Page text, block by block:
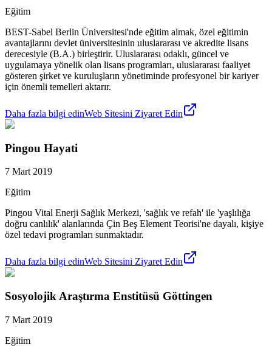
Eğitim
BEST-Sabel Berlin Üniversitesi'nde eğitim almak, özel eğitimin
avantajlarını devlet üniversitesinin uluslararası ve akredite lisans
derecesiyle (B.A.) birleştirir. Uluslararası odaklı, güncel ve
uygulamaya yönelik olan lisans programları, uluslararası faaliyet
gösteren şirket ve kuruluşların yönetiminde profesyonel bir kariyer
için önemli temelleri aktarır.
Daha fazla bilgi edinWeb Sitesini Ziyaret Edin
Pingou Hayati
7 Mart 2019
Eğitim
Pingou Vital Enerji Sağlık Merkezi, 'sağlık ve refah' ile 'yaşlılığa
doğru canlılık' alanlarında Çin Beş Element Teorisi'ne dayalı, kişiye
özel tedavi programları sunmaktadır.
Daha fazla bilgi edinWeb Sitesini Ziyaret Edin
Sosyolojik Araştırma Enstitüsü Göttingen
7 Mart 2019
Eğitim